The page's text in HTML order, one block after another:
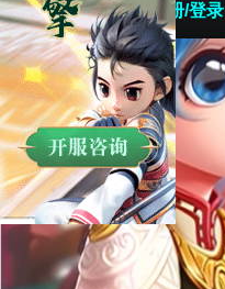
首页 发帖/注册/登录